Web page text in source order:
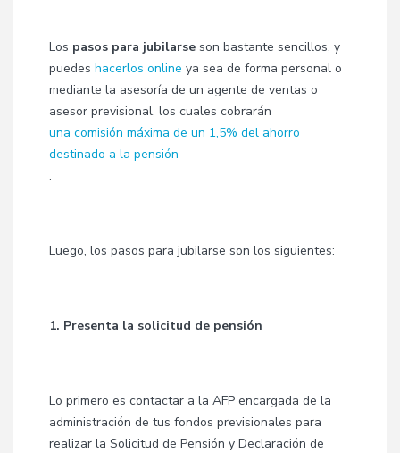
Los pasos para jubilarse son bastante sencillos, y
puedes hacerlos online ya sea de forma personal o
mediante la asesoría de un agente de ventas o
asesor previsional, los cuales cobrarán
una comisión máxima de un 1,5% del ahorro
destinado a la pensión
.
Luego, los pasos para jubilarse son los siguientes:
1. Presenta la solicitud de pensión
Lo primero es contactar a la AFP encargada de la
administración de tus fondos previsionales para
realizar la Solicitud de Pensión y Declaración de